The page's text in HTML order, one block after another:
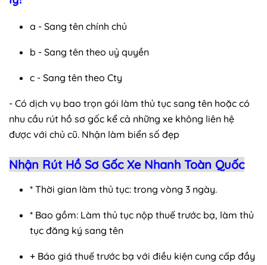
a - Sang tên chính chủ
b - Sang tên theo uỷ quyền
c - Sang tên theo Cty
- Có dịch vụ bao trọn gói làm thủ tục sang tên hoặc có
nhu cầu rút hồ sơ gốc kể cả những xe không liên hệ
được với chủ cũ. Nhận làm biển số đẹp
Nhận Rút Hồ Sơ Gốc Xe Nhanh Toàn Quốc
* Thời gian làm thủ tục: trong vòng 3 ngày.
* Bao gồm: Làm thủ tục nộp thuế trước bạ, làm thủ
tục đăng ký sang tên
+ Báo giá thuế trước bạ với điều kiện cung cấp đầy